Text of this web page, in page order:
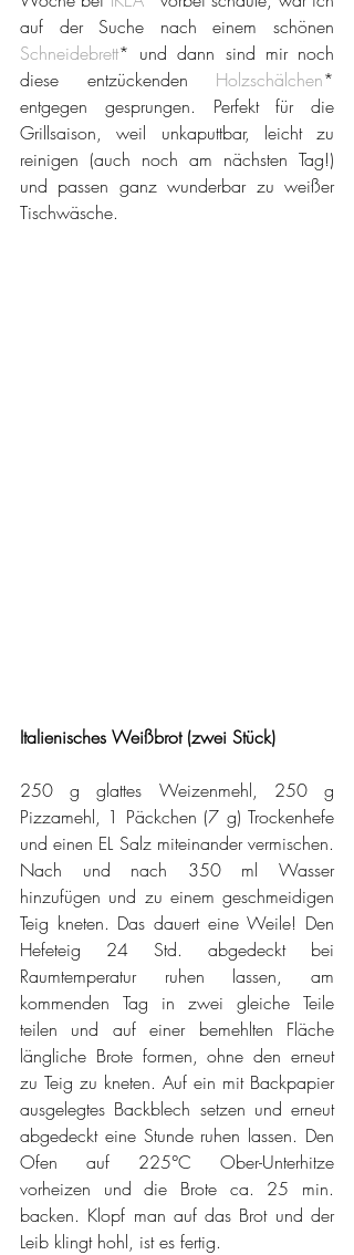
Schneidebrett* und dann sind mir noch
diese entzückenden Holzschälchen*
entgegen gesprungen. Perfekt für die
Grillsaison, weil unkaputtbar, leicht zu
reinigen (auch noch am nächsten Tag!)
und passen ganz wunderbar zu weißer
Tischwäsche.
Italienisches Weißbrot (zwei Stück)
250 g glattes Weizenmehl, 250 g
Pizzamehl, 1 Päckchen (7 g) Trockenhefe
und einen EL Salz miteinander vermischen.
Nach und nach 350 ml Wasser
hinzufügen und zu einem geschmeidigen
Teig kneten. Das dauert eine Weile! Den
Hefeteig 24 Std. abgedeckt bei
Raumtemperatur ruhen lassen, am
kommenden Tag in zwei gleiche Teile
teilen und auf einer bemehlten Fläche
längliche Brote formen, ohne den erneut
zu Teig zu kneten. Auf ein mit Backpapier
ausgelegtes Backblech setzen und erneut
abgedeckt eine Stunde ruhen lassen. Den
Ofen auf 225°C Ober-Unterhitze
vorheizen und die Brote ca. 25 min.
backen. Klopf man auf das Brot und der
Leib klingt hohl, ist es fertig.